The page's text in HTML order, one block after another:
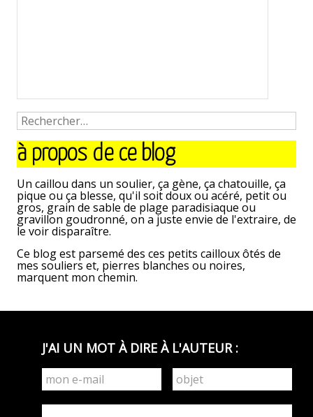
à propos de ce blog
Un caillou dans un soulier, ça gène, ça chatouille, ça
pique ou ça blesse, qu'il soit doux ou acéré, petit ou
gros, grain de sable de plage paradisiaque ou
gravillon goudronné, on a juste envie de l'extraire, de
le voir disparaître.
Ce blog est parsemé des ces petits cailloux ôtés de
mes souliers et, pierres blanches ou noires,
marquent mon chemin.
J'AI UN MOT À DIRE À L'AUTEUR :